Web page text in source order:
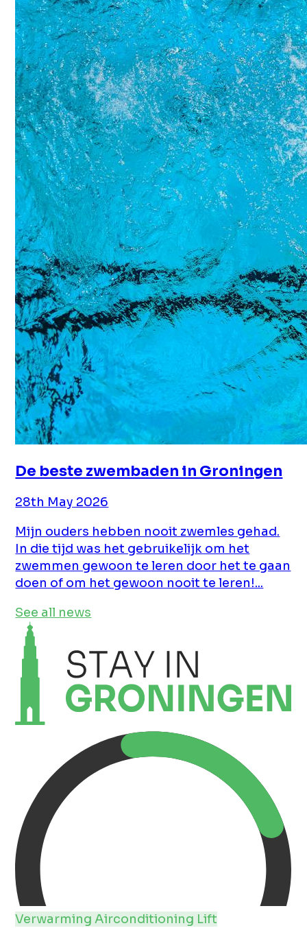
De beste zwembaden in Groningen
28th May 2026
Mijn ouders hebben nooit zwemles gehad.
In die tijd was het gebruikelijk om het
zwemmen gewoon te leren door het te gaan
doen of om het gewoon nooit te leren!...
See all news
VerwarmingAirconditioning Lift